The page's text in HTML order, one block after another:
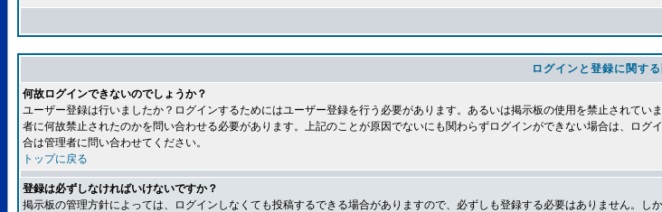
ログインと登録に関す
何故ログインできないのでしょうか？
ユーザー登録は行いましたか？ログインするためにはユーザー登録を行う必要があります。あるいは掲示板の使用を禁止されて
者に何故禁止されたのかを問い合わせる必要があります。上記のことが原因でないにも関わらずログインができない場合は、ロ
合は管理者に問い合わせてください。
トップに戻る
登録は必ずしなければいけないですか？
掲示板の管理方針によっては、ログインしなくても投稿するできる場合がありますので、必ずしも登録する必要はありません。